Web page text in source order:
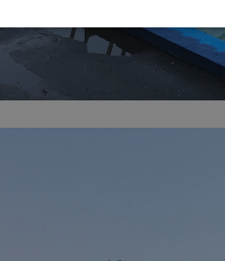
Niezbędne
Niezbędne pliki cookie umożliwiają